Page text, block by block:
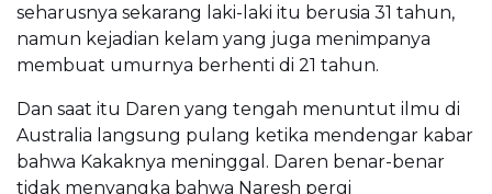
seharusnya sekarang laki-laki itu berusia 31 tahun,
namun kejadian kelam yang juga menimpanya
membuat umurnya berhenti di 21 tahun.
Dan saat itu Daren yang tengah menuntut ilmu di
Australia langsung pulang ketika mendengar kabar
bahwa Kakaknya meninggal. Daren benar-benar
tidak menyangka bahwa Naresh pergi